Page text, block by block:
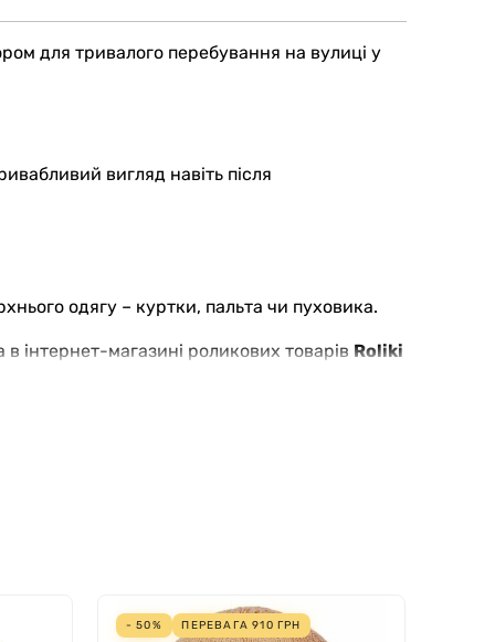
для тривалого перебування на вулиці у
вигляд навіть після
одягу – куртки, пальта чи пуховика.
інтернет-магазині роликових товарів Roliki
- 50% ПЕРЕВАГА910 ГРН